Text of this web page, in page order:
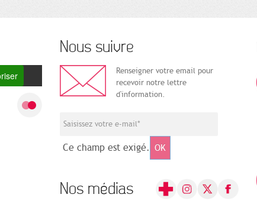
Nous suivre
Renseigner votre email pour
recevoir notre lettre
d'information.
Ce champ est exigé. OK
Nos médias